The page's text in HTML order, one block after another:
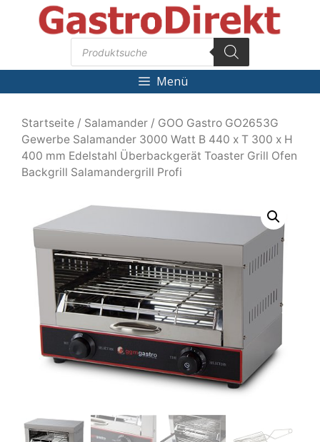
Products
search
Menü
Startseite / Salamander / GOO Gastro GO2653G
Gewerbe Salamander 3000 Watt B 440 x T 300 x H
400 mm Edelstahl Überbackgerät Toaster Grill Ofen
Backgrill Salamandergrill Profi